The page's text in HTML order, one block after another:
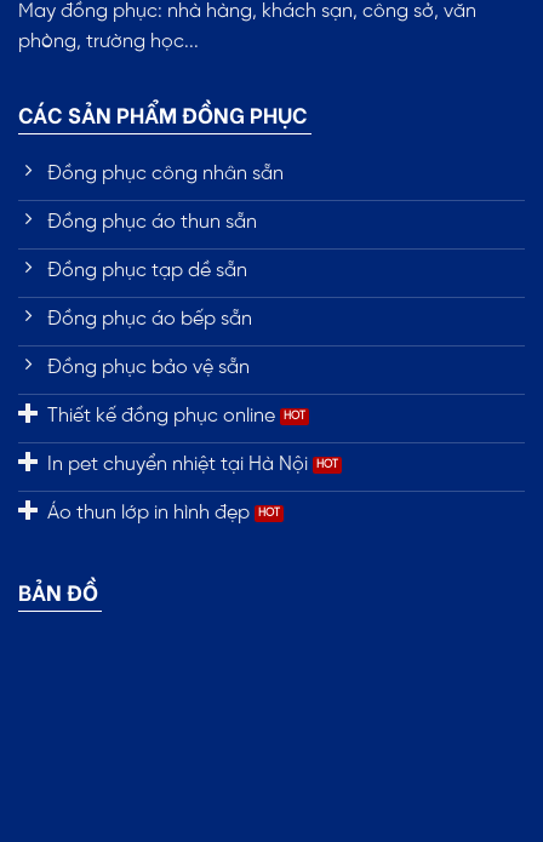
May đồng phục: nhà hàng, khách sạn, công sở, văn
phòng, trường học...
CÁC SẢN PHẨM ĐỒNG PHỤC
Đồng phục công nhân sẵn
Đồng phục áo thun sẵn
Đồng phục tạp dề sẵn
Đồng phục áo bếp sẵn
Đồng phục bảo vệ sẵn
Thiết kế đồng phục online
In pet chuyển nhiệt tại Hà Nội
Áo thun lớp in hình đẹp
BẢN ĐỒ